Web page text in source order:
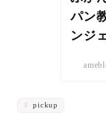
パン
ンジ
pickup